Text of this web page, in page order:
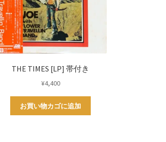
THE TIMES [LP] 帯付き
¥4,400
お買い物カゴに追加